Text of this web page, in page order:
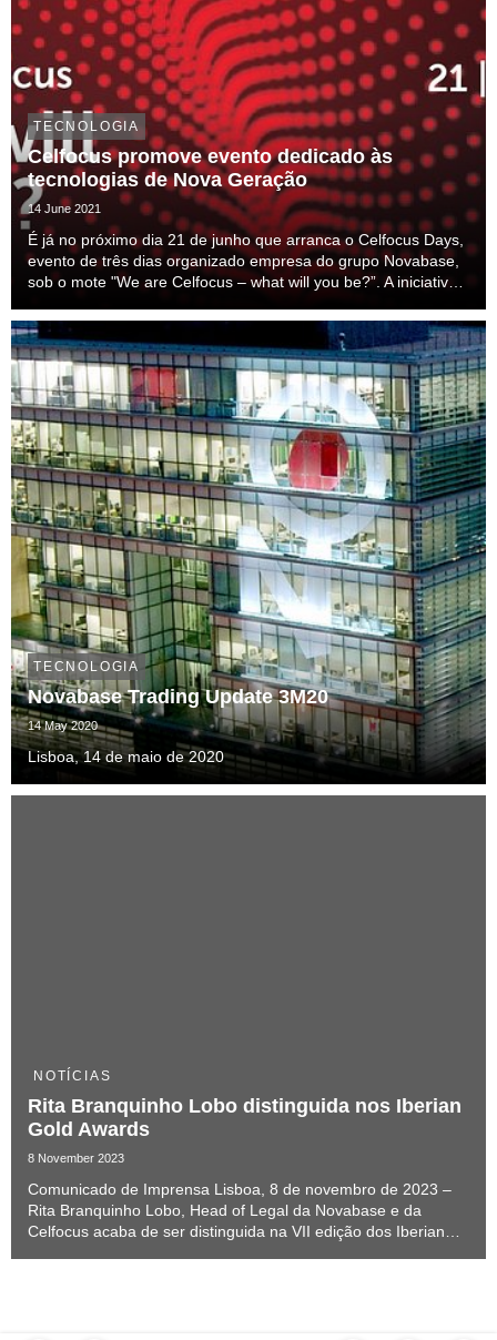
TECNOLOGIA
Celfocus promove evento dedicado às
tecnologias de Nova Geração
14 June 2021
É já no próximo dia 21 de junho que arranca o Celfocus Days,
evento de três dias organizado empresa do grupo Novabase,
sob o mote "We are Celfocus – what will you be?”. A iniciativa
objetivo partilhar a experiência d...
TECNOLOGIA
Novabase Trading Update 3M20
14 May 2020
Lisboa, 14 de maio de 2020
NOTÍCIAS
Rita Branquinho Lobo distinguida nos Iberian
Gold Awards
8 November 2023
Comunicado de Imprensa Lisboa, 8 de novembro de 2023 –
Rita Branquinho Lobo, Head of Legal da Novabase e da
Celfocus acaba de ser distinguida na VII edição dos Iberian